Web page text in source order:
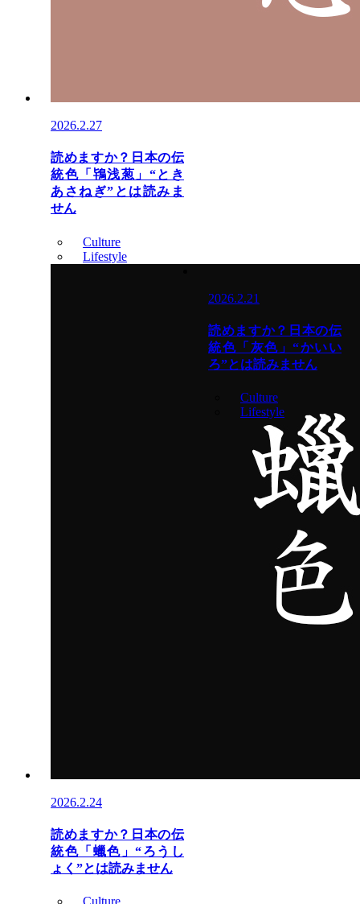
2026.2.27
読めますか？日本の伝
統色「鴇浅葱」“とき
あさねぎ”とは読みま
せん
Culture
Lifestyle
2026.2.24
読めますか？日本の伝
統色「蠟色」“ろうし
ょく”とは読みません
2026.2.21
読めますか？日本の伝
統色「灰色」“かいい
ろ”とは読みません
Culture
Lifestyle